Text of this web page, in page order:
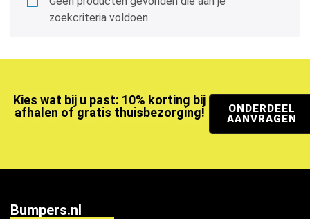
zoekcriteria voldoen.
Kies wat bij u past: 10% korting bij
afhalen of gratis thuisbezorging!
ONDERDEEL
AANVRAGEN
Bumpers.nl